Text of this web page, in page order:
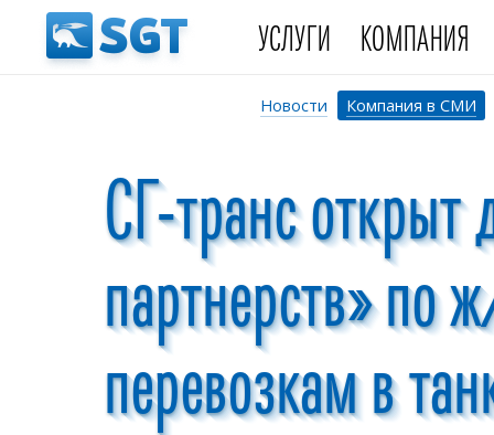
УСЛУГИ КОМПАНИЯ
Новости Компания в СМИ
СГ-транс открыт
партнерств» по
перевозкам в